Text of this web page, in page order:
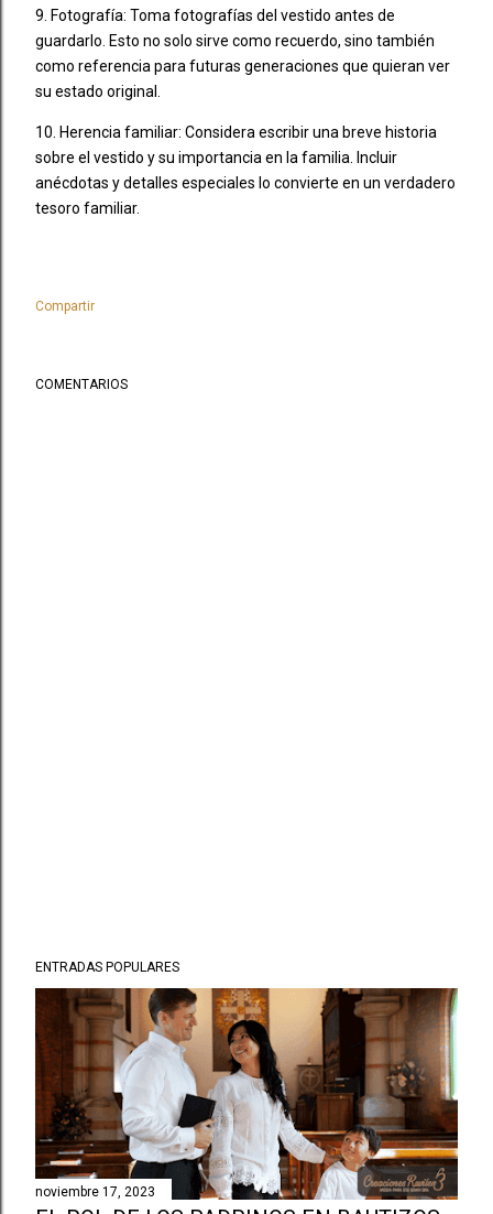
9. Fotografía: Toma fotografías del vestido antes de
guardarlo. Esto no solo sirve como recuerdo, sino también
como referencia para futuras generaciones que quieran ver
su estado original.
10. Herencia familiar: Considera escribir una breve historia
sobre el vestido y su importancia en la familia. Incluir
anécdotas y detalles especiales lo convierte en un verdadero
tesoro familiar.
Compartir
COMENTARIOS
ENTRADAS POPULARES
noviembre 17, 2023